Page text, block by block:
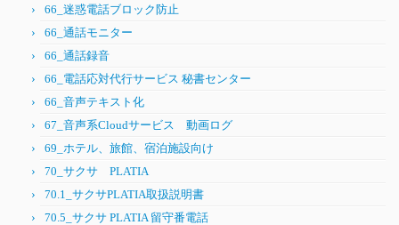
66_迷惑電話ブロック防止
66_通話モニター
66_通話録音
66_電話応対代行サービス 秘書センター
66_音声テキスト化
67_音声系Cloudサービス 動画ログ
69_ホテル、旅館、宿泊施設向け
70_サクサ PLATIA
70.1_サクサPLATIA取扱説明書
70.5_サクサ PLATIA 留守番電話